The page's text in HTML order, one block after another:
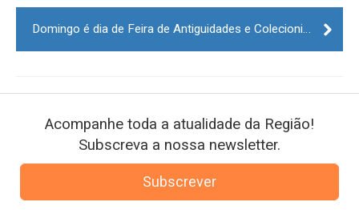
Domingo é dia de Feira de Antiguidades e Colecionismo no centro histórico da Guarda
Acompanhe toda a atualidade da Região!
Subscreva a nossa newsletter.
Subscrever